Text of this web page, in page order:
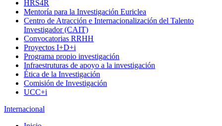
HRS4R
Mentoría para la Investigación Euriclea
Centro de Atracción e Internacionalización del Talento
Investigador (CAIT)
Convocatorias RRHH
Proyectos I+D+i
Programa propio investigación
Infraestruturas de apoyo a la investigación
Ética de la Investigación
Comisión de Investigación
UCC+i
Internacional